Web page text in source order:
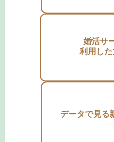
婚活サ
利用し
データで見る